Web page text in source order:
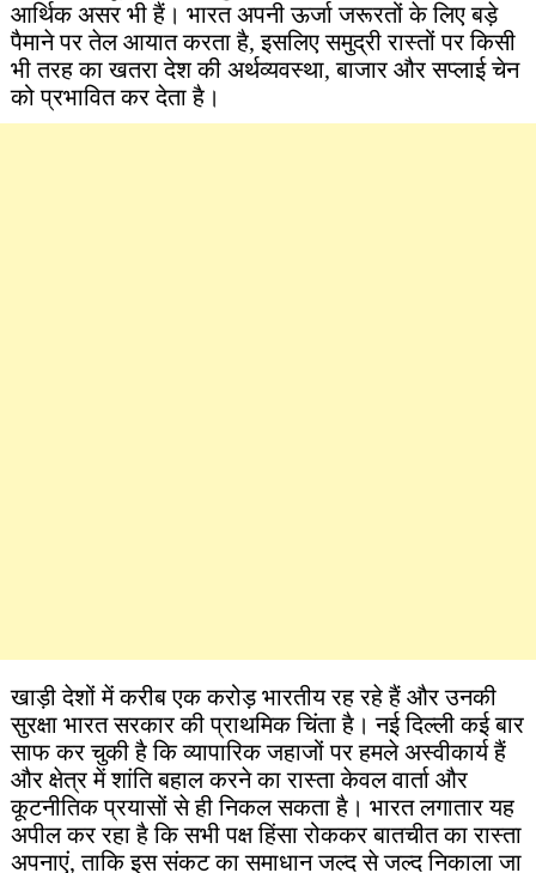
आर्थिक असर भी हैं। भारत अपनी ऊर्जा जरूरतों के लिए बड़े
पैमाने पर तेल आयात करता है, इसलिए समुद्री रास्तों पर किसी
भी तरह का खतरा देश की अर्थव्यवस्था, बाजार और सप्लाई चेन
को प्रभावित कर देता है।
खाड़ी देशों में करीब एक करोड़ भारतीय रह रहे हैं और उनकी
सुरक्षा भारत सरकार की प्राथमिक चिंता है। नई दिल्ली कई बार
साफ कर चुकी है कि व्यापारिक जहाजों पर हमले अस्वीकार्य हैं
और क्षेत्र में शांति बहाल करने का रास्ता केवल वार्ता और
कूटनीतिक प्रयासों से ही निकल सकता है। भारत लगातार यह
अपील कर रहा है कि सभी पक्ष हिंसा रोककर बातचीत का रास्ता
अपनाएं, ताकि इस संकट का समाधान जल्द से जल्द निकाला जा